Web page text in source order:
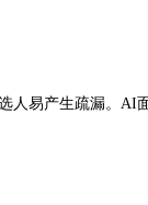
易产生疏漏。